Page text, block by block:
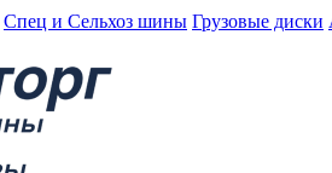
Спец и Сельхоз шины Грузовые диски